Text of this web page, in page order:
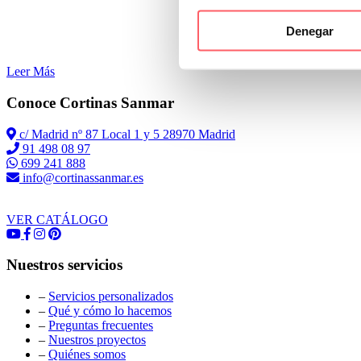
Denegar
Leer Más
Conoce Cortinas Sanmar
c/ Madrid nº 87 Local 1 y 5 28970 Madrid
91 498 08 97
699 241 888
info@cortinassanmar.es
VER CATÁLOGO
Nuestros servicios
– Servicios personalizados
– Qué y cómo lo hacemos
– Preguntas frecuentes
– Nuestros proyectos
– Quiénes somos